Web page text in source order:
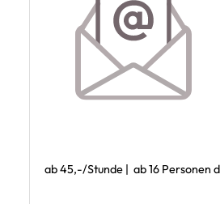
ab 45,-/Stunde | ab 16 Personen